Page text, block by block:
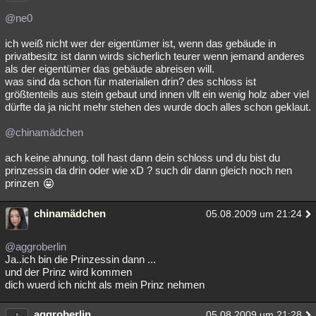
@ne0
ich weiß nicht wer der eigentümer ist, wenn das gebäude in
privatbesitz ist dann wirds sicherlich teurer wenn jemand anderes
als der eigentümer das gebäude abreisen will.
was sind da schon für materialien drin? des schloss ist
größtenteils aus stein gebaut und innen vllt ein wenig holz aber viel
dürfte da ja nicht mehr stehen des wurde doch alles schon geklaut.
@chinamädchen
ach keine ahnung. toll hast dann dein schloss und du bist du
prinzessin da drin oder wie xD ? such dir dann gleich noch nen
prinzen
chinamädchen 05.08.2009 um 21:24
@aggroberlin
Ja..ich bin die Prinzessin dann ...
und der Prinz wird kommen
dich wuerd ich nicht als mein Prinz nehmen